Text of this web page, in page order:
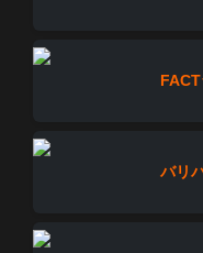
バリ